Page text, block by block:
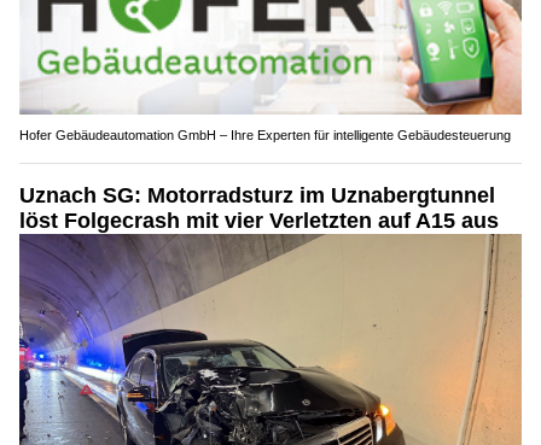
Hofer Gebäudeautomation GmbH – Ihre Experten für intelligente Gebäudesteuerung
Uznach SG: Motorradsturz im Uznabergtunnel
löst Folgecrash mit vier Verletzten auf A15 aus